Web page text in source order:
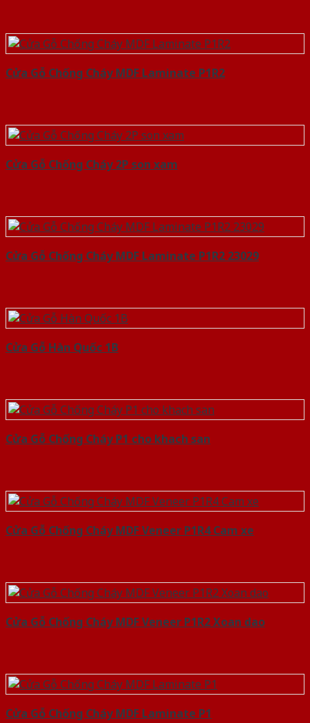
Cửa Gỗ Chống Cháy MDF Laminate P1R2
Cửa Gỗ Chống Cháy 2P son xam
Cửa Gỗ Chống Cháy MDF Laminate P1R2 23029
Cửa Gỗ Hàn Quốc 1B
Cửa Gỗ Chống Cháy P1 cho khach san
Cửa Gỗ Chống Cháy MDF Veneer P1R4 Cam xe
Cửa Gỗ Chống Cháy MDF Veneer P1R2 Xoan dao
Cửa Gỗ Chống Cháy MDF Laminate P1